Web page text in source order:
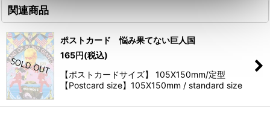
関連商品
ポストカード 悩み果てない巨人国
165円(税込)
【ポストカードサイズ】 105X150mm/定型
【Postcard size】105X150mm / standard size